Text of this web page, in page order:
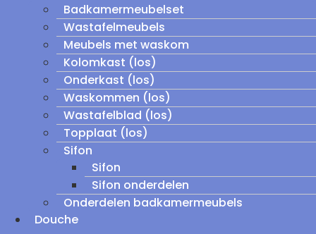
Badkamermeubelset
Wastafelmeubels
Meubels met waskom
Kolomkast (los)
Onderkast (los)
Waskommen (los)
Wastafelblad (los)
Topplaat (los)
Sifon
Sifon
Sifon onderdelen
Onderdelen badkamermeubels
Douche